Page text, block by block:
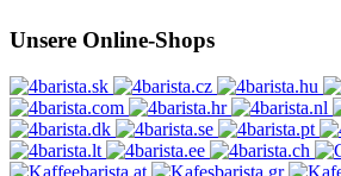
Unsere Online-Shops